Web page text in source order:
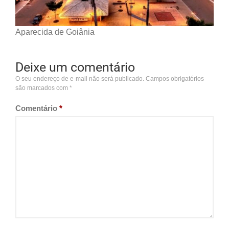
Aparecida de Goiânia
Deixe um comentário
O seu endereço de e-mail não será publicado. Campos obrigatórios
são marcados com *
Comentário *